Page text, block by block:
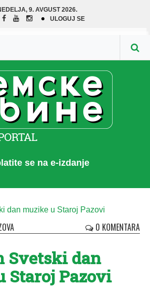
9. AVGUST 2026.
ULOGUJ SE
se na e-izdanje
0 KOMENTARA
Svetski dan
Staroj Pazovi